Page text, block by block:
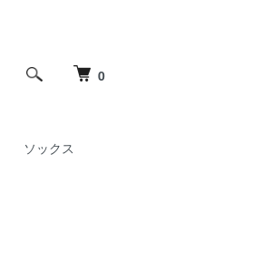
0
ソックス